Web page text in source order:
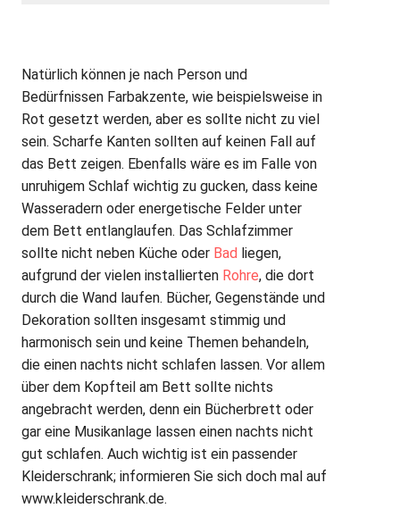
Natürlich können je nach Person und
Bedürfnissen Farbakzente, wie beispielsweise in
Rot gesetzt werden, aber es sollte nicht zu viel
sein. Scharfe Kanten sollten auf keinen Fall auf
das Bett zeigen. Ebenfalls wäre es im Falle von
unruhigem Schlaf wichtig zu gucken, dass keine
Wasseradern oder energetische Felder unter
dem Bett entlanglaufen. Das Schlafzimmer
sollte nicht neben Küche oder Bad liegen,
aufgrund der vielen installierten Rohre, die dort
durch die Wand laufen. Bücher, Gegenstände und
Dekoration sollten insgesamt stimmig und
harmonisch sein und keine Themen behandeln,
die einen nachts nicht schlafen lassen. Vor allem
über dem Kopfteil am Bett sollte nichts
angebracht werden, denn ein Bücherbrett oder
gar eine Musikanlage lassen einen nachts nicht
gut schlafen. Auch wichtig ist ein passender
Kleiderschrank; informieren Sie sich doch mal auf
www.kleiderschrank.de.